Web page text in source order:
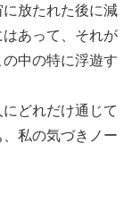
放たれた後に減
あって、それが
中の特に浮遊す
どれだけ通じて
私の気づきノー